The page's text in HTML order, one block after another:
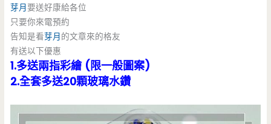
芽月要送好康給各位
只要你來電預約
告知是看芽月 的文章來的格友
有送以下優惠
1.多送兩指彩繪 (限一般圖案)
2.全套多送20顆玻璃水鑽